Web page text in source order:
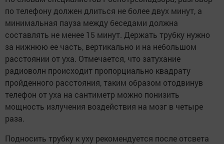
по телефону должен длиться не более двух минут, а
минимальная пауза между беседами должна
составлять не менее 15 минут. Держать трубку нужно
за нижнюю ее часть, вертикально и на небольшом
расстоянии от уха. Отмечается, что затухание
радиоволн происходит пропорциально квадрату
пройденного расстояния, таким образом отодвинув
телефон от уха на сантиметр можно понизить
мощность излучения воздействия на мозг в четыре
раза.
Подносить трубку к уху рекомендуется после отсвета